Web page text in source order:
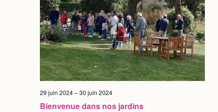
Bienvenue dans nos jardins
29 juin 2024–30 juin 2024